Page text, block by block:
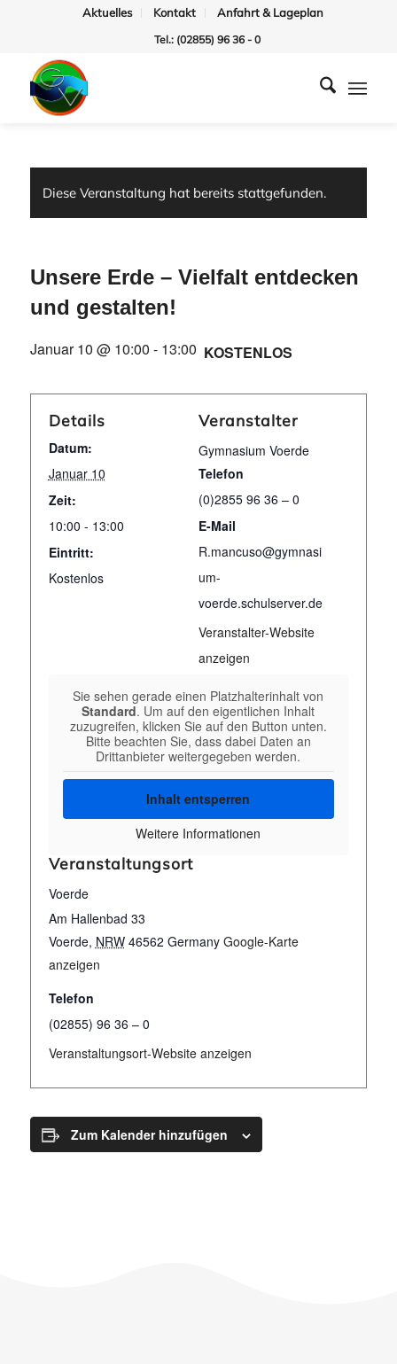
Aktuelles Kontakt Anfahrt & Lageplan
Tel.: (02855) 96 36 - 0
Diese Veranstaltung hat bereits stattgefunden.
Unsere Erde – Vielfalt entdecken
und gestalten!
Januar 10 @ 10:00 - 13:00 KOSTENLOS
Details
Datum:
Januar 10
Zeit:
10:00 - 13:00
Eintritt:
Kostenlos
Veranstalter
Gymnasium Voerde
Telefon
(0)2855 96 36 – 0
E-Mail
R.mancuso@gymnasi
um-
voerde.schulserver.de
Veranstalter-Website
anzeigen
Veranstaltungsort
Voerde
Am Hallenbad 33
Voerde, NRW 46562 Germany Google-Karte
anzeigen
Telefon
(02855) 96 36 – 0
Veranstaltungsort-Website anzeigen
Sie sehen gerade einen Platzhalterinhalt von
Standard. Um auf den eigentlichen Inhalt
zuzugreifen, klicken Sie auf den Button unten.
Bitte beachten Sie, dass dabei Daten an
Drittanbieter weitergegeben werden.
Inhalt entsperren
Weitere Informationen
Zum Kalender hinzufügen